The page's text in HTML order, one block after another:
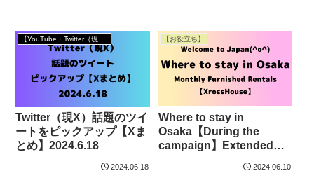
Twitter（現X）話題のツイ
ートをピックアップ【Xま
とめ】2024.6.18
2024.06.18
【お役立ち】
Where to stay in
Osaka【During the
campaign】Extended
2024.06.10